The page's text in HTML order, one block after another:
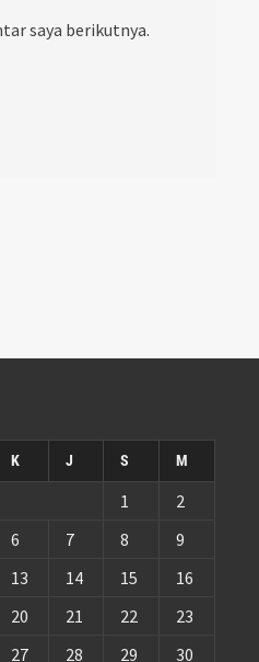
saya berikutnya.
K J S M
1
2
6 7 8
9
13 14 15
16
20 21 22
23
27 28 29 30